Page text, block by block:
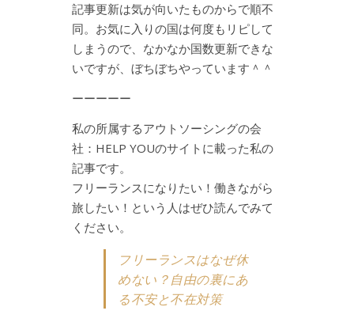
記事更新は気が向いたものからで順不
同。お気に入りの国は何度もリピして
しまうので、なかなか国数更新できな
いですが、ぼちぼちやっています＾＾
ーーーーー
私の所属するアウトソーシングの会
社：HELP YOUのサイトに載った私の
記事です。
フリーランスになりたい！働きながら
旅したい！という人はぜひ読んでみて
ください。
フリーランスはなぜ休
めない？自由の裏にあ
る不安と不在対策